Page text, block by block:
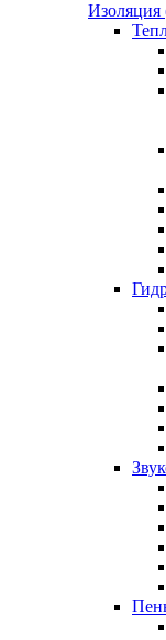
Изоляция